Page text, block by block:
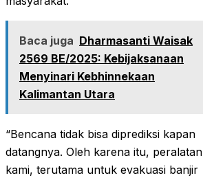
Baca juga Dharmasanti Waisak
2569 BE/2025: Kebijaksanaan
Menyinari Kebhinnekaan
Kalimantan Utara
“Bencana tidak bisa diprediksi kapan
datangnya. Oleh karena itu, peralatan
kami, terutama untuk evakuasi banjir